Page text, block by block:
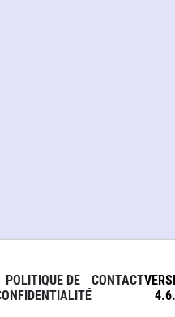
POLITIQUE DE
CONTACT